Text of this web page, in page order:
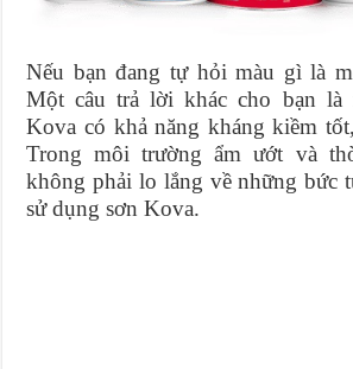
Nếu bạn đang tự hỏi màu gì là
Một câu trả lời khác cho bạn là
Kova có khả năng kháng kiềm
Trong môi trường ẩm ướt và
không phải lo lắng về những bức
sử dụng sơn Kova.